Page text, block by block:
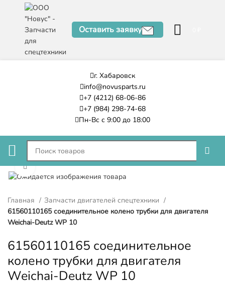
Оставить заявку
г. Хабаровск
info@novusparts.ru
+7 (4212) 68-06-86
+7 (984) 298-74-68
Пн-Вс с 9:00 до 18:00
Нажмите, чтобы увеличить
Главная
Запчасти двигателей спецтехники
61560110165 соединительное колено трубки для двигателя
Weichai-Deutz WP 10
61560110165 соединительное
колено трубки для двигателя
Weichai-Deutz WP 10